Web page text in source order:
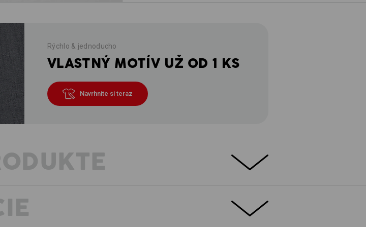
Rýchlo & jednoducho
VLASTNÝ MOTÍV UŽ OD 1 KS
Navrhnite si teraz
UV OCHRANA, KTORÁ PRACUJE S VAMI!
Keď slnko neúprosne páli, práca sa rýchlo začne podobať namáhavému